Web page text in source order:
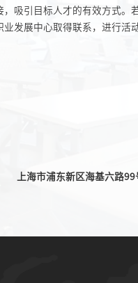
，吸引目标人才的有效方式。
业发展中心取得联系，进行活
上海市浦东新区海基六路